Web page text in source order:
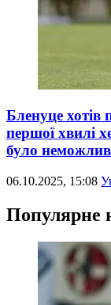
Бленуце хотів
першої хвилі
було
06.10.2025, 15:08
Популярне